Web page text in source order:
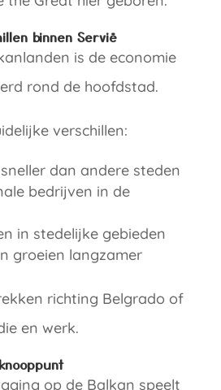
binnen Servië
is de economie
rond de hoofdstad.
verschillen:
dan andere steden
bedrijven in de
in stedelijke gebieden
groeien langzamer
richting Belgrado of
en werk.
op de Balkan speelt